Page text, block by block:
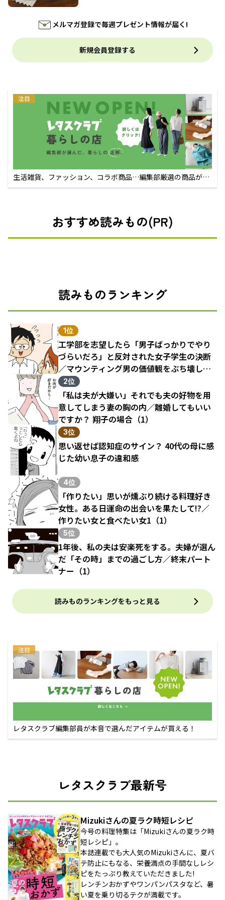
メルマガ登録で毎週プレゼント情報が届く!
新規会員登録する
注目
生活雑貨、ファッション、コラボ商品…編集部厳選の商品が買
えるECサイト
おすすめ読みもの(PR)
読みものランキング
1位
工学部を志望したら「男子ばっかりでやり
づらいだろ」と反対された女子学生の決断
／マウンティング男の価値観をぶち壊した
結果（1）
2位
「私は夫が大嫌い」それでも夫の好物を用
意してしまう妻の胸の内／離婚してもいい
ですか？ 翔子の場合（1）
3位
思い返せば認知症のサイン？ 40代の母に感
じた幼い息子の違和感
4位
「作りたい」思いが燻ぶり続ける料理好き
女性。ある日運命の出会いを果たして!?／
作りたい女と食べたい女1（1）
5位
1年後、私の夫は安楽死をする。夫婦が選ん
だ「その時」までの過ごし方／終末パート
ナー（1）
読みものランキングをもっと見る
注目
レタスクラブ編集部員が本音で選んだアイテムが買える！
レタスクラブ最新号
Mizukiさんの夏ラク時短レシピ
今号の料理特集は「Mizukiさんの夏ラク時
短レシピ」。
本誌連載でも大人気のMizukiさんに、夏バ
テ防止にもなる、栄養満点の手間なしレシ
ピをたっぷり教えていただきました!
レンチンおかずやワンパンパスタなど、暑
い夏を乗り切るテクが満載です。